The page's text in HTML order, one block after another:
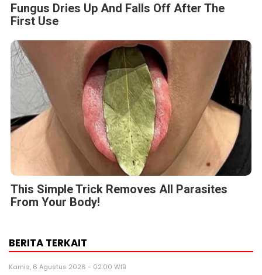
Fungus Dries Up And Falls Off After The
First Use
This Simple Trick Removes All Parasites
From Your Body!
BERITA TERKAIT
Kamis, 6 Agustus 2026 - 02:00 WIB